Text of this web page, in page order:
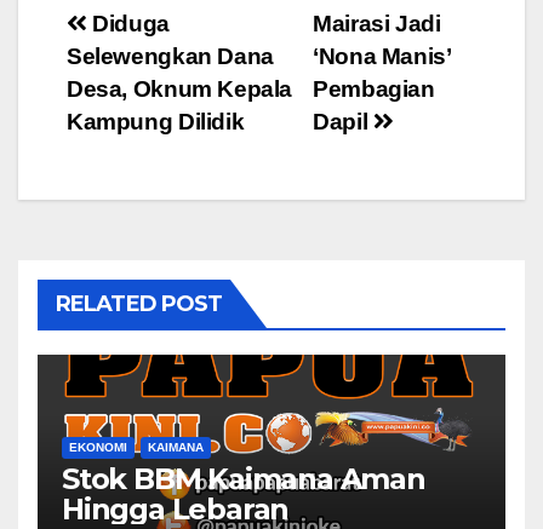
Post
navigation
Mairasi Jadi
‘Nona Manis’
Pembagian
Dapil
Diduga
Selewengkan Dana
Desa, Oknum Kepala
Kampung Dilidik
RELATED POST
EKONOMI KAIMANA
Stok BBM Kaimana Aman
Hingga Lebaran